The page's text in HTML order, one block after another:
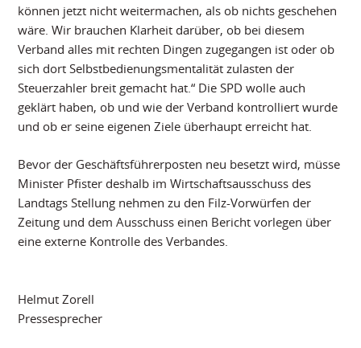
können jetzt nicht weitermachen, als ob nichts geschehen
wäre. Wir brauchen Klarheit darüber, ob bei diesem
Verband alles mit rechten Dingen zugegangen ist oder ob
sich dort Selbstbedienungsmentalität zulasten der
Steuerzahler breit gemacht hat.“ Die SPD wolle auch
geklärt haben, ob und wie der Verband kontrolliert wurde
und ob er seine eigenen Ziele überhaupt erreicht hat.
Bevor der Geschäftsführerposten neu besetzt wird, müsse
Minister Pfister deshalb im Wirtschaftsausschuss des
Landtags Stellung nehmen zu den Filz-Vorwürfen der
Zeitung und dem Ausschuss einen Bericht vorlegen über
eine externe Kontrolle des Verbandes.
Helmut Zorell
Pressesprecher